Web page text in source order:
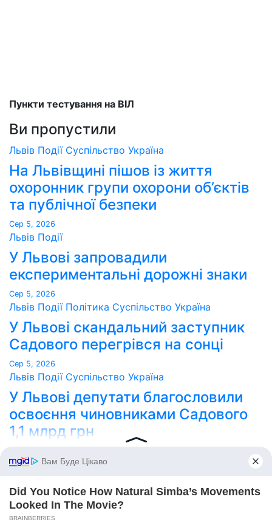
Пункти тестування на ВІЛ
Ви пропустили
Львів Події Суспільство Україна
На Львівщині пішов із життя
охоронник групи охорони об’єктів
та публічної безпеки
Сер 5, 2026
Львів Події
У Львові запровадили
експериментальні дорожні знаки
Сер 5, 2026
Львів Події Політика Суспільство Україна
У Львові скандальний заступник
Садового перегрівся на сонці
Сер 5, 2026
Львів Події Суспільство Україна
У Львові депутати благословили
освоєння чиновниками Садового
1,1 млрд грн
Point Lviv